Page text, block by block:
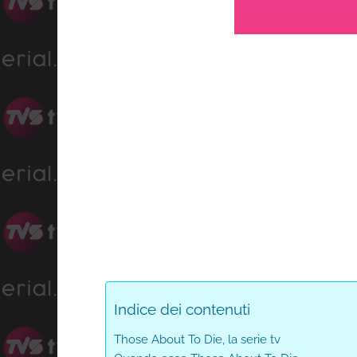
0%
Indice dei contenuti
Those About To Die, la serie tv